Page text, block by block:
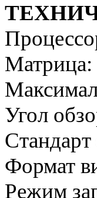
Угол
Формат
Режим